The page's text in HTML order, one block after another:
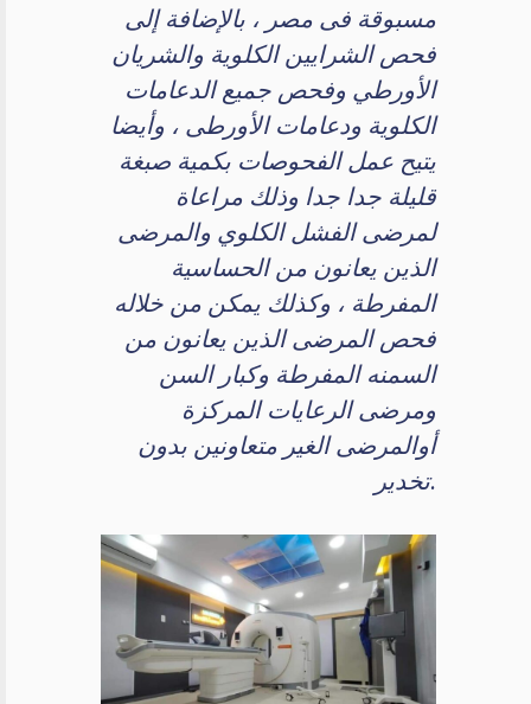
مسبوقة فى مصر ، بالإضافة إلى
فحص الشرايين الكلوية والشريان
الأورطي وفحص جميع الدعامات
الكلوية ودعامات الأورطى ، وأيضا
يتيح عمل الفحوصات بكمية صبغة
قليلة جدا جدا وذلك مراعاة
لمرضى الفشل الكلوي والمرضى
الذين يعانون من الحساسية
المفرطة ، وكذلك يمكن من خلاله
فحص المرضى الذين يعانون من
السمنه المفرطة وكبار السن
ومرضى الرعايات المركزة
أوالمرضى الغير متعاونين بدون
تخدير.